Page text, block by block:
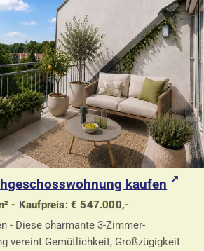
kaufen
- Kaufpreis: € 547.000,-
- Diese charmante 3-Zimmer-
vereint Gemütlichkeit, Großzügigkeit